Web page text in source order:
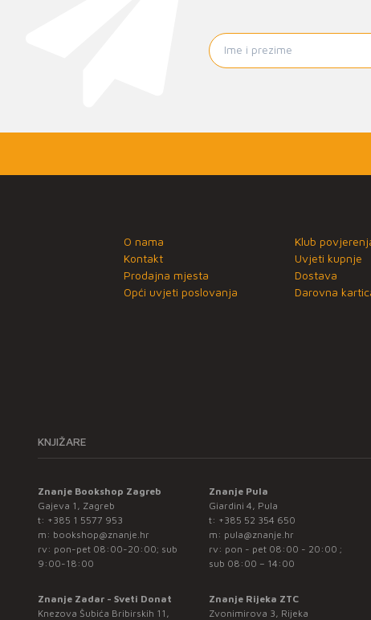
O nama
Kontakt
Prodajna mjesta
Opći uvjeti poslovanja
Klub
Uvjeti kupnje
Dostava
Darovna
KNJIŽARE
Znanje Bookshop Zagreb
Gajeva 1, Zagreb
t: +385 1 5577 953
m: bookshop@znanje.hr
rv: pon-pet 08:00-20:00; sub
9:00-18:00
Znanje Pula
Giardini 4, Pula
t: +385 52 354 650
m: pula@znanje.hr
rv: pon - pet 08:00 - 20:00 ;
sub 08:00 – 14:00
Znanje Zadar - Sveti Donat
Knezova Šubića Bribirskih 11,
Znanje Rijeka ZTC
Zvonimirova 3, Rijeka